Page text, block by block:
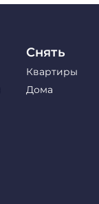
Снять
Квартиры
Дома